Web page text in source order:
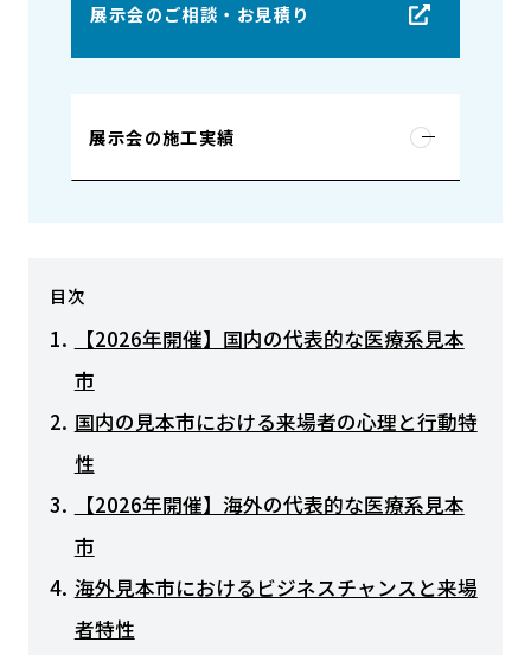
展示会のご相談・お見積り
展示会の施工実績
目次
【2026年開催】国内の代表的な医療系見本
市
国内の見本市における来場者の心理と行動特
性
【2026年開催】海外の代表的な医療系見本
市
海外見本市におけるビジネスチャンスと来場
者特性